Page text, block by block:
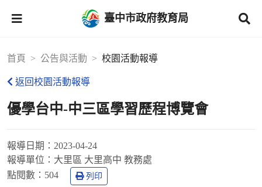
臺中市政府教育局
首頁 公告與活動 校園活動報導
返回校園活動報導
優學台中-中三區學習歷程博覽會
報導日期： 2023-04-24
報導單位： 大里區 大里高中 教務處
點閱數： 504 列印